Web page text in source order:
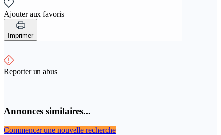
Ajouter aux favoris
Imprimer
Reporter un abus
Annonces similaires...
Commencer une nouvelle recherche